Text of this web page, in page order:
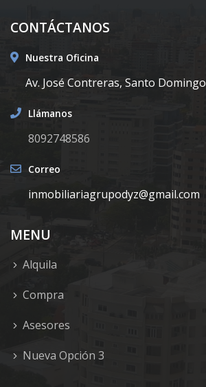
CONTÁCTANOS
Nuestra Oficina
Av. José Contreras, Santo Domingo
Llámanos
8092748586
Correo
inmobiliariagrupodyz@gmail.com
MENU
Alquila
Compra
Asesores
Nueva Opción 3